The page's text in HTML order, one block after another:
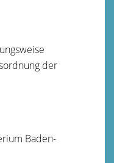
der
Baden-